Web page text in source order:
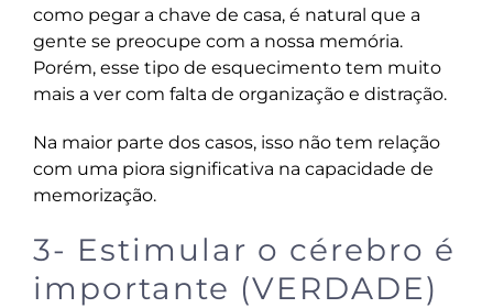
como pegar a chave de casa, é natural que a
gente se preocupe com a nossa memória.
Porém, esse tipo de esquecimento tem muito
mais a ver com falta de organização e distração.
Na maior parte dos casos, isso não tem relação
com uma piora significativa na capacidade de
memorização.
3- Estimular o cérebro é
importante (VERDADE)